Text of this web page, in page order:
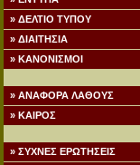
» ΔΕΛΤΙΟ ΤΥΠΟΥ
» ΔΙΑΙΤΗΣΙΑ
» ΚΑΝΟΝΙΣΜΟΙ
» ΑΝΑΦΟΡΑ ΛΑΘΟΥΣ
» ΚΑΙΡΟΣ
» ΣΥΧΝΕΣ ΕΡΩΤΗΣΕΙΣ